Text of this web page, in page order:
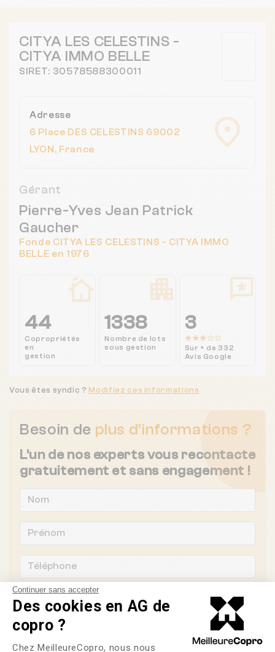
Continuer sans accepter
Des cookies en AG de
copro ?
Plateforme de Gestion du
Chez MeilleureCopro, nous nous
CITYA LES CELESTINS -
CITYA IMMO BELLE
SIRET: 30578588300011
Adresse
6 Place DES CELESTINS 69002
LYON, France
Gérant
Pierre-Yves Jean Patrick
Gaucher
Fonde CITYA LES CELESTINS - CITYA IMMO
BELLE en 1976
44
Copropriétés
en
gestion
1338
Nombre de lots
sous gestion
3
Sur + de 332
Avis Google
Besoin de plus d'informations ?
L'un de nos experts vous recontacte
gratuitement et sans engagement !
Vous êtes syndic ? Modifiez ces informations